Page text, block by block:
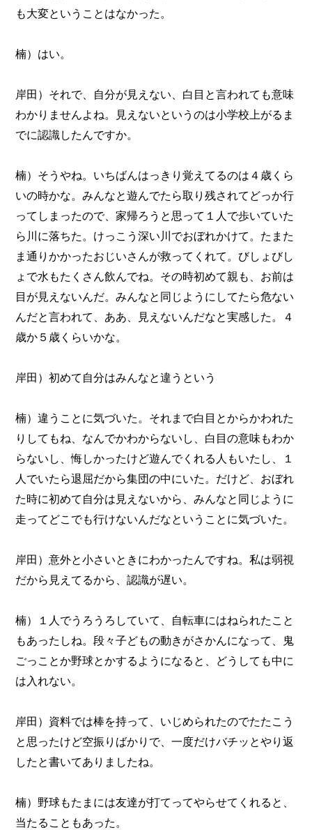
も大変ということはなかった。
楠）はい。
岸田）それで、自分が見えない、白目と言われても意味
わかりませんよね。見えないというのは小学校上がるま
でに認識したんですか。
楠）そうやね。いちばんはっきり覚えてるのは４歳くら
いの時かな。みんなと遊んでたら取り残されてどっか行
ってしまったので、家帰ろうと思って１人で歩いていた
ら川に落ちた。けっこう深い川でおぼれかけて。たまた
ま通りかかったおじいさんが救ってくれて。びしょびし
ょで水もたくさん飲んでね。その時初めて親も、お前は
目が見えないんだ。みんなと同じようにしてたら危ない
んだと言われて、ああ、見えないんだなと実感した。４
歳か５歳くらいかな。
岸田）初めて自分はみんなと違うという
楠）違うことに気づいた。それまで白目とからかわれた
りしてもね、なんでかわからないし、白目の意味もわか
らないし、悔しかったけど遊んでくれる人もいたし、１
人でいたら退屈だから集団の中にいた。だけど、おぼれ
た時に初めて自分は見えないから、みんなと同じように
走ってどこでも行けないんだなということに気づいた。
岸田）意外と小さいときにわかったんですね。私は弱視
だから見えてるから、認識が遅い。
楠）１人でうろうろしていて、自転車にはねられたこと
もあったしね。段々子どもの動きがさかんになって、鬼
ごっことか野球とかするようになると、どうしても中に
は入れない。
岸田）資料では棒を持って、いじめられたのでたたこう
と思ったけど空振りばかりで、一度だけバチッとやり返
したと書いてありましたね。
楠）野球もたまには友達が打てってやらせてくれると、
当たることもあった。